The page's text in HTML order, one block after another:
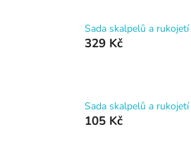
Sada skalpelů a
329 Kč
Sada skalpelů a
105 Kč